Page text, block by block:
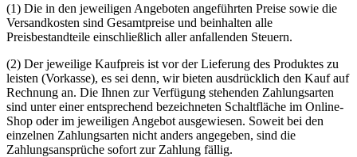
(1) Die in den jeweiligen Angeboten angeführten Preise sowie die
Versandkosten sind Gesamtpreise und beinhalten alle
Preisbestandteile einschließlich aller anfallenden Steuern.
(2) Der jeweilige Kaufpreis ist vor der Lieferung des Produktes zu
leisten (Vorkasse), es sei denn, wir bieten ausdrücklich den Kauf auf
Rechnung an. Die Ihnen zur Verfügung stehenden Zahlungsarten
sind unter einer entsprechend bezeichneten Schaltfläche im Online-
Shop oder im jeweiligen Angebot ausgewiesen. Soweit bei den
einzelnen Zahlungsarten nicht anders angegeben, sind die
Zahlungsansprüche sofort zur Zahlung fällig.